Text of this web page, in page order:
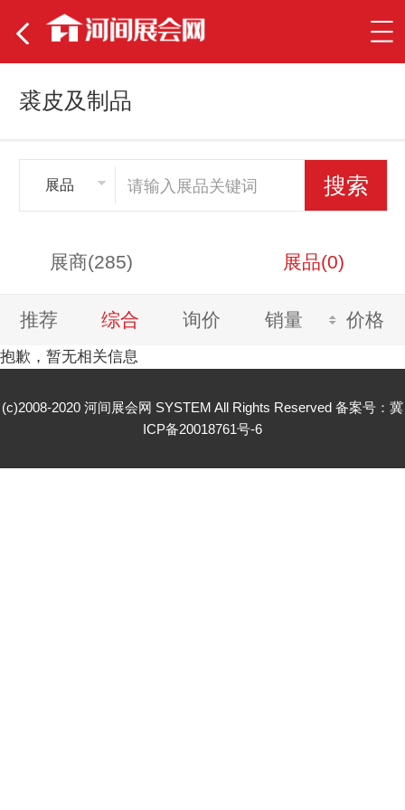
裘皮及制品
展品
展商(285) 展品(0)
推荐 综合 询价 销量 价格
抱歉，暂无相关信息
(c)2008-2020 河间展会网 SYSTEM All Rights Reserved 备案号： 冀
ICP备20018761号-6